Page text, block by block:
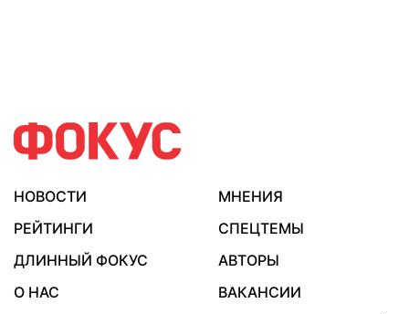
НОВОСТИ
МНЕНИЯ
РЕЙТИНГИ
СПЕЦТЕМЫ
ДЛИННЫЙ ФОКУС
АВТОРЫ
О НАС
ВАКАНСИИ